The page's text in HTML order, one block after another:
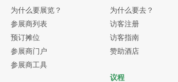
为什么要展览？
参展商列表
预订摊位
参展商门户
参展商工具
为什么要去？
访客注册
访客指南
赞助酒店
议程